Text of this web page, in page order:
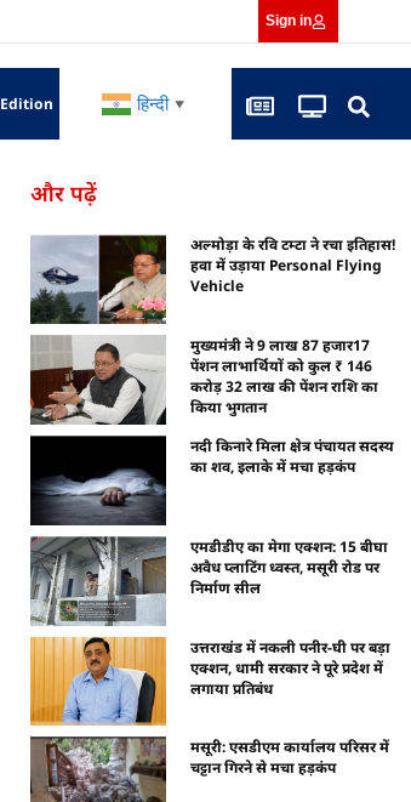
Sign in
Edition हिन्दी ▼
और पढ़ें
अल्मोड़ा के रवि टम्टा ने रचा इतिहास!
हवा में उड़ाया Personal Flying
Vehicle
मुख्यमंत्री ने 9 लाख 87 हजार17
पेंशन लाभार्थियों को कुल ₹ 146
करोड़ 32 लाख की पेंशन राशि का
किया भुगतान
नदी किनारे मिला क्षेत्र पंचायत सदस्य
का शव, इलाके में मचा हड़कंप
एमडीडीए का मेगा एक्शन: 15 बीघा
अवैध प्लाटिंग ध्वस्त, मसूरी रोड पर
निर्माण सील
उत्तराखंड में नकली पनीर-घी पर बड़ा
एक्शन, धामी सरकार ने पूरे प्रदेश में
लगाया प्रतिबंध
मसूरी: एसडीएम कार्यालय परिसर में
चट्टान गिरने से मचा हड़कंप